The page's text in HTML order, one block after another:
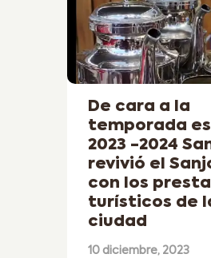
De cara a la
temporada
2023 -2024
revivió el
con los
turísticos de
ciudad
10 diciembre, 2023